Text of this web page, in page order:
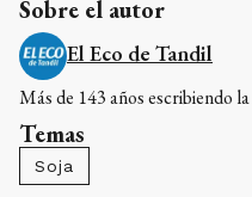
Sobre el autor
El Eco de Tandil
Más de 143 años escribiendo
Temas
Soja